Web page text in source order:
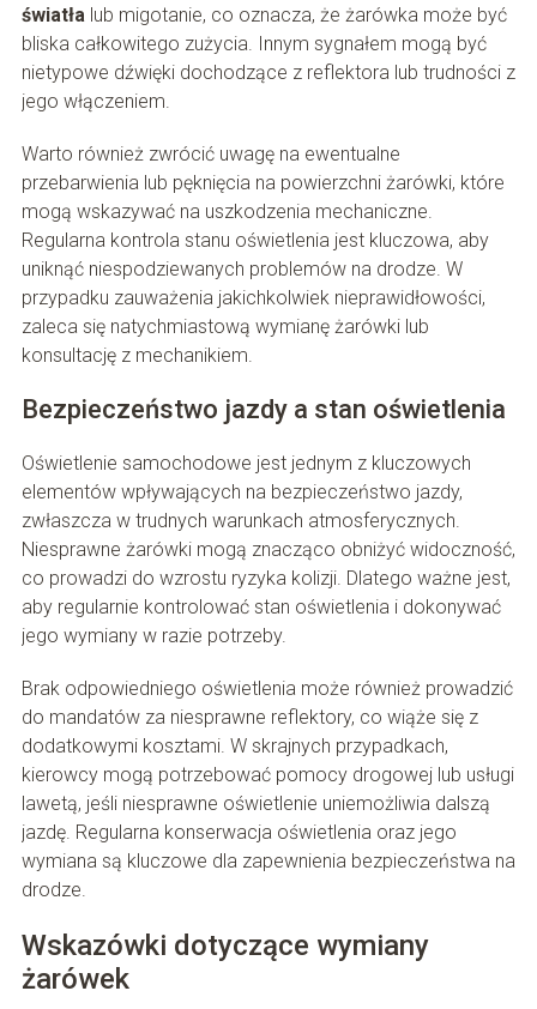
światłalub migotanie, co oznacza, że żarówka może być
bliska całkowitego zużycia. Innym sygnałem mogą być
nietypowe dźwięki dochodzące z reflektora lub trudności z
jego włączeniem.
Warto również zwrócić uwagę na ewentualne
przebarwienia lub pęknięcia na powierzchni żarówki, które
mogą wskazywać na uszkodzenia mechaniczne.
Regularna kontrola stanu oświetlenia jest kluczowa, aby
uniknąć niespodziewanych problemów na drodze. W
przypadku zauważenia jakichkolwiek nieprawidłowości,
zaleca się natychmiastową wymianę żarówki lub
konsultację z mechanikiem.
Bezpieczeństwo jazdy a stan oświetlenia
Oświetlenie samochodowe jest jednym z kluczowych
elementów wpływających na bezpieczeństwo jazdy,
zwłaszcza w trudnych warunkach atmosferycznych.
Niesprawne żarówki mogą znacząco obniżyć widoczność,
co prowadzi do wzrostu ryzyka kolizji. Dlatego ważne jest,
aby regularnie kontrolować stan oświetlenia i dokonywać
jego wymiany w razie potrzeby.
Brak odpowiedniego oświetlenia może również prowadzić
do mandatów za niesprawne reflektory, co wiąże się z
dodatkowymi kosztami. W skrajnych przypadkach,
kierowcy mogą potrzebować pomocy drogowej lub usługi
lawetą, jeśli niesprawne oświetlenie uniemożliwia dalszą
jazdę. Regularna konserwacja oświetlenia oraz jego
wymiana są kluczowe dla zapewnienia bezpieczeństwa na
drodze.
Wskazówki dotyczące wymiany
żarówek